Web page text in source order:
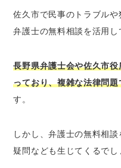
佐久市の弁護士
したいとき
したいとき
佐久市の弁護士
したいとき
佐久市の弁護士
したいとき
佐久市で民事のトラブルや
弁護士の無料相談を活用し
長野県弁護士会や佐久市
っており、複雑な法律問
す。
しかし、弁護士の無料相
疑問なども生じてくるでし